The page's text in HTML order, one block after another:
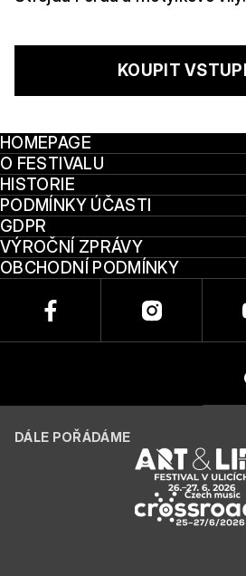
KOUPIT
HOMEPAGE
O FESTIVALU
HISTORIE
PODMÍNKY ÚČASTI
GDPR
VÝROČNÍ ZPRÁVY
OBCHODNÍ PODMÍNKY
DÁLE POŘÁDÁME